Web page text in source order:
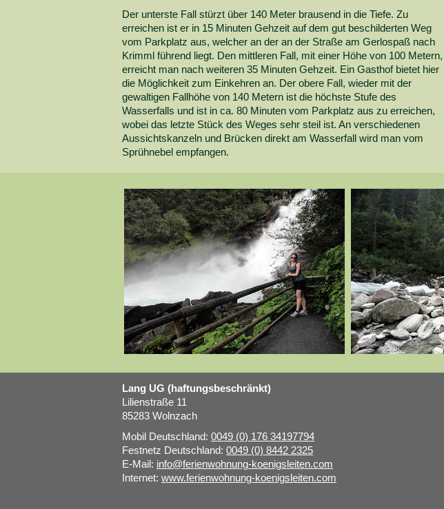
Der unterste Fall stürzt über 140 Meter brausend in die Tiefe. Zu
erreichen ist er in 15 Minuten Gehzeit auf dem gut beschilderten Weg
vom Parkplatz aus, welcher an der an der Straße am Gerlospaß nach
Krimml führend liegt. Den mittleren Fall, mit einer Höhe von 100 Metern,
erreicht man nach weiteren 35 Minuten Gehzeit. Ein Gasthof bietet hier
die Möglichkeit zum Einkehren an. Der obere Fall, wieder mit der
gewaltigen Fallhöhe von 140 Metern ist die höchste Stufe des
Wasserfalls und ist in ca. 80 Minuten vom Parkplatz aus zu erreichen,
wobei das letzte Stück des Weges sehr steil ist. An verschiedenen
Aussichtskanzeln und Brücken direkt am Wasserfall wird man vom
Sprühnebel empfangen.
Lang UG (haftungsbeschränkt)
Lilienstraße 11
85283 Wolnzach
Mobil Deutschland: 0049 (0) 176 34197794
Festnetz Deutschland: 0049 (0) 8442 2325
E-Mail: info@ferienwohnung-koenigsleiten.com
Internet: www.ferienwohnung-koenigsleiten.com